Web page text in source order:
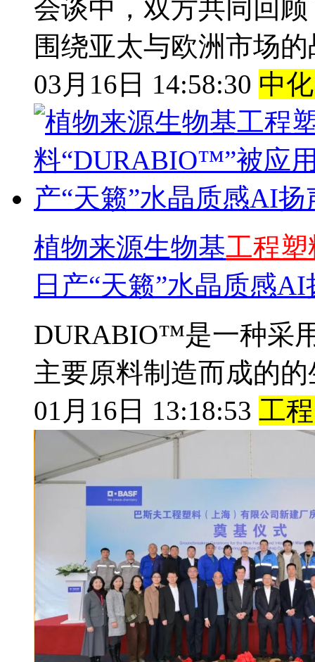
会谈中，双方共同回
围绕亚太与欧洲市场
03月16日 14:58:30 中
植物来源生物基工程塑
日产“天籁”水晶质感
DURABIO™是一种采
主要原料制造而成的
01月16日 13:18:53 工